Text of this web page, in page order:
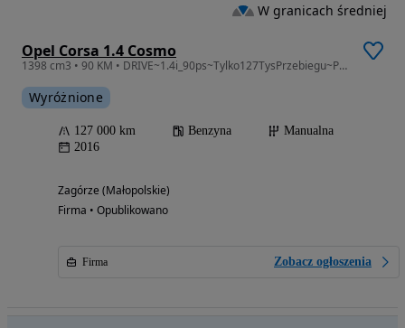
Opel Corsa 1.4 Cosmo
1398 cm3 • 90 KM • DRIVE~1.4i_90ps~Tylko127TysPrzebiegu~PDC~GrzaneFotele+Kierownica~TOP!
Wyróżnione
127 000 km Benzyna
Manualna
2016
Zagórze (Małopolskie)
Firma • Opublikowano
Firma Zobacz ogłoszenia
W granicach średniej